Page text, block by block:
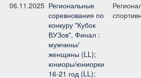
06.11.2025 Региональные
соревнования по
конкуру "Кубок
ВУЗов", Финал :
мужчины/
женщины (LL);
юниоры/юниорки
16-21 год (LL);